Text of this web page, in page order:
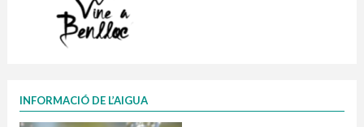
INFORMACIÓ DE L’AIGUA